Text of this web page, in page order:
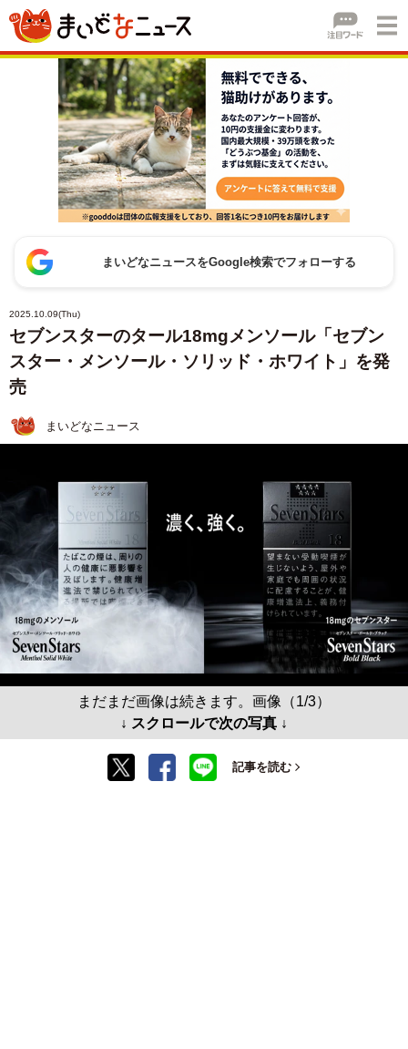
まいどなニュースをGoogle検索でフォローする
2025.10.09(Thu)
セブンスターのタール18mgメンソール「セブン
スター・メンソール・ソリッド・ホワイト」を発
売
まいどなニュース
まだまだ画像は続きます。画像（1/3）
↓ スクロールで次の写真 ↓
記事を読む